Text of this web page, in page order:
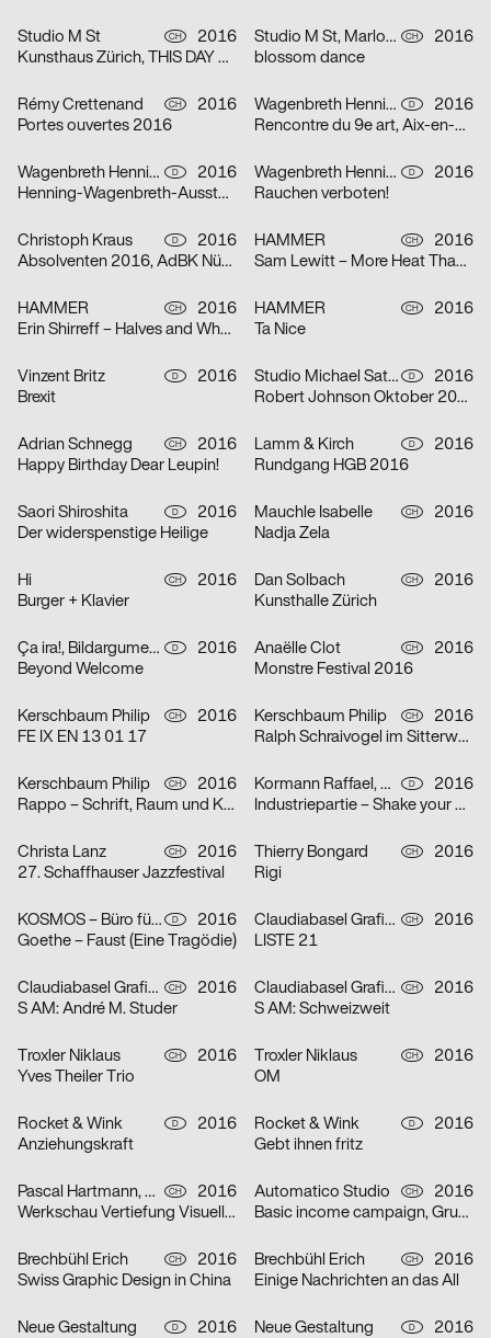
Studio M St CH
2016
Kunsthaus Zürich, THIS DAY AT TEN, Akram Zaatari
Studio M St, Marlon Ilg CH
2016
blossom dance
Rémy Crettenand CH
2016
Portes ouvertes 2016
Wagenbreth Henning D
2016
Rencontre du 9e art, Aix-en-Provence
Wagenbreth Henning D
2016
Henning-Wagenbreth-Ausstellung im Gulbransson Museum
Wagenbreth Henning D
2016
Rauchen verboten!
Christoph Kraus D
2016
Absolventen 2016, AdBK Nürnberg
HAMMER CH
2016
Sam Lewitt – More Heat Than Light
HAMMER CH
2016
Erin Shirreff – Halves and Wholes
HAMMER CH
2016
Ta Nice
Vinzent Britz D
2016
Brexit
Studio Michael Satter, Tom Król D
2016
Robert Johnson Oktober 2016
Adrian Schnegg CH
2016
Happy Birthday Dear Leupin!
Lamm & Kirch D
2016
Rundgang HGB 2016
Saori Shiroshita D
2016
Der widerspenstige Heilige
Mauchle Isabelle CH
2016
Nadja Zela
Hi CH
2016
Burger + Klavier
Dan Solbach CH
2016
Kunsthalle Zürich
Ça ira!, Bildargumente, Jib Collective D
2016
Beyond Welcome
Anaëlle Clot CH
2016
Monstre Festival 2016
Kerschbaum Philip CH
2016
FE IX EN 13 01 17
Kerschbaum Philip CH
2016
Ralph Schraivogel im Sitterwerk
Kerschbaum Philip CH
2016
Rappo – Schrift, Raum und Klang
Kormann Raffael, Mark Bohle D
2016
Industriepartie – Shake your Bricks
Christa Lanz CH
2016
27. Schaffhauser Jazzfestival
Thierry Bongard CH
2016
Rigi
KOSMOS – Büro für visuelle Kommunikation D
2016
Goethe – Faust (Eine Tragödie)
Claudiabasel Grafik & Interaktion CH
2016
LISTE 21
Claudiabasel Grafik & Interaktion CH
2016
S AM: André M. Studer
Claudiabasel Grafik & Interaktion CH
2016
S AM: Schweizweit
Troxler Niklaus CH
2016
Yves Theiler Trio
Troxler Niklaus CH
2016
OM
Rocket & Wink D
2016
Anziehungskraft
Rocket & Wink D
2016
Gebt ihnen fritz
Pascal Hartmann, Arjun Gilgen CH
2016
Werkschau Vertiefung Visuelle Kommunikation ZHdK 2016
Automatico Studio CH
2016
Basic income campaign, Grundeinkommen Schweiz
Brechbühl Erich CH
2016
Swiss Graphic Design in China
Brechbühl Erich CH
2016
Einige Nachrichten an das All
Neue Gestaltung D
2016
Neue Gestaltung D
2016